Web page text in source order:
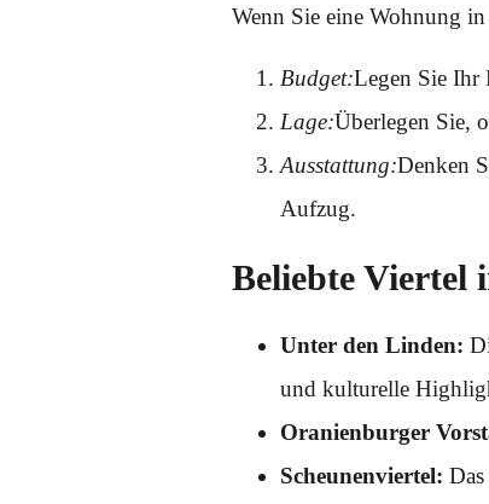
Wenn Sie eine Wohnung
Budget:Legen Sie Ihr
Lage:Überlegen Sie,
Ausstattung:Denken
Aufzug.
Beliebte Viertel
Unter den Linden:
und kulturelle
Oranienburger
Scheunenviertel: